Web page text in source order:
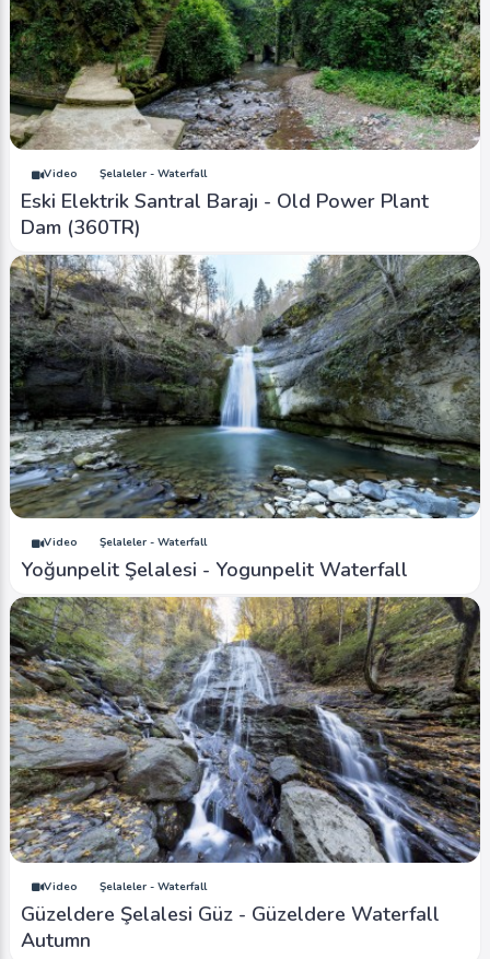
Video Şelaleler - Waterfall
Eski Elektrik Santral Barajı - Old Power Plant
Dam (360TR)
Video Şelaleler - Waterfall
Yoğunpelit Şelalesi - Yogunpelit Waterfall
Video Şelaleler - Waterfall
Güzeldere Şelalesi Güz - Güzeldere Waterfall
Autumn